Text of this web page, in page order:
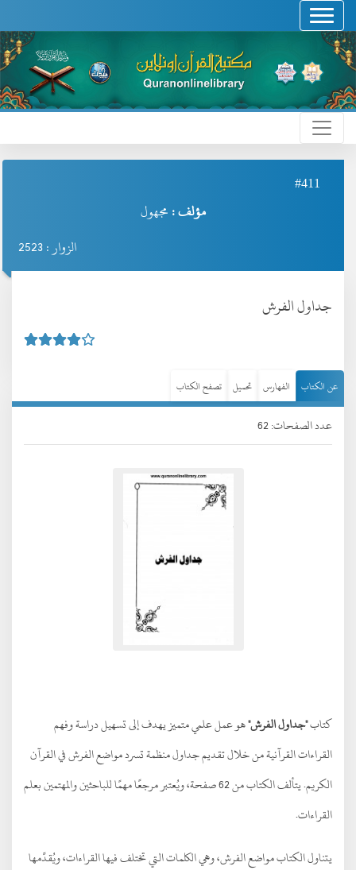
#411
مؤلف : مجهول
الزوار : 2523
جداول الفرش
عن الكتاب الفهارس تحميل تصفح الكتاب
عدد الصفحات: 62
كتاب"جداول الفرش"هو عمل علمي متميز يهدف إلى تسهيل دراسة وفهم
القراءات القرآنية من خلال تقديم جداول منظمة تسرد مواضع الفرش في القرآن
الكريم. يتألف الكتاب من 62 صفحة، ويُعتبر مرجعًا مهمًا للباحثين والمهتمين بعلم
القراءات.
يتناول الكتاب مواضع الفرش، وهي الكلمات التي تختلف فيها القراءات، ويُقدِّمها